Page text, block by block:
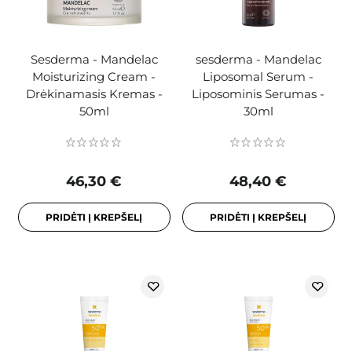
Sesderma - Mandelac
Moisturizing Cream -
Drėkinamasis Kremas -
50ml
46,30 €
PRIDĖTI Į KREPŠELĮ
sesderma - Mandelac
Liposomal Serum -
Liposominis Serumas -
30ml
48,40 €
PRIDĖTI Į KREPŠELĮ